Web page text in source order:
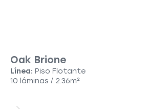
Oak Brione
Línea: Piso Flotante
10 láminas / 2.36m²